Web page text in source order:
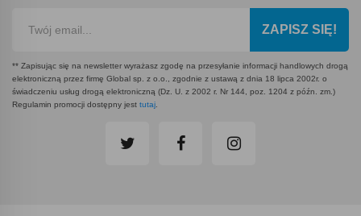
ZAPISZ SIĘ!
** Zapisując się na newsletter wyrażasz zgodę na przesyłanie informacji handlowych drogą
elektroniczną przez firmę Global sp. z o.o., zgodnie z ustawą z dnia 18 lipca 2002r. o
świadczeniu usług drogą elektroniczną (Dz. U. z 2002 r. Nr 144, poz. 1204 z późn. zm.)
Regulamin promocji dostępny jest tutaj